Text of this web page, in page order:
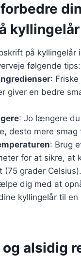
din
kyllingelår
på kyllingelår
følgende tips:
:
giver en bedre
: Jo længere
desto mere smag
: Brug
for at sikre, at
(75 grader Celsius).
dig med at
kyllingelår til en
alsidig